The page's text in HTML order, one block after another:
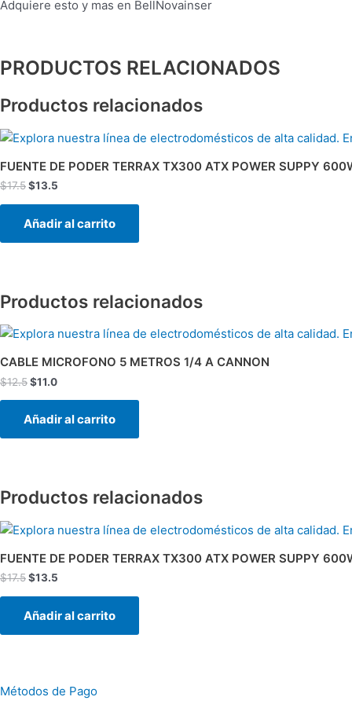
Adquiere esto y mas en BellNovainser
PRODUCTOS RELACIONADOS
Productos relacionados
FUENTE DE PODER TERRAX TX300 ATX POWER SUPPY
$17.5
El
precio
original
era:
$17.5.
$13.5
El
actual
es:
Añadir al carrito
Productos relacionados
CABLE MICROFONO 5 METROS 1/4 A CANNON
$12.5
El
original
era:
$12.5.
$11.0
El
actual
es:
$11.0.
Añadir al carrito
Productos relacionados
FUENTE DE PODER TERRAX TX300 ATX POWER SUPPY
$17.5
El
precio
original
era:
$17.5.
$13.5
El
actual
es:
Añadir al carrito
Métodos de Pago